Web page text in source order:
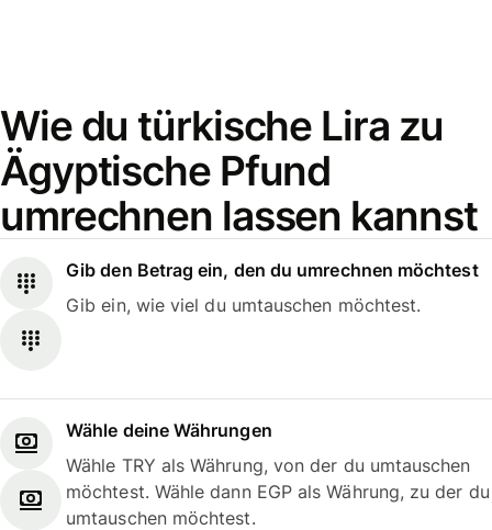
Wie du türkische Lira zu
Ägyptische Pfund
umrechnen lassen kannst
Gib den Betrag ein, den du umrechnen möchtest
Gib ein, wie viel du umtauschen möchtest.
Wähle deine Währungen
Wähle TRY als Währung, von der du umtauschen
möchtest. Wähle dann EGP als Währung, zu der du
umtauschen möchtest.